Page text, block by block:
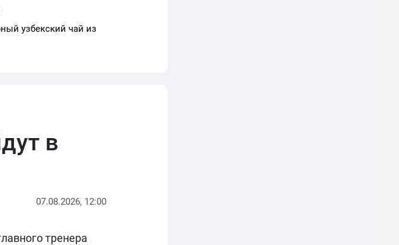
узбекский чай из
в
07.08.2026, 12:00
тренера